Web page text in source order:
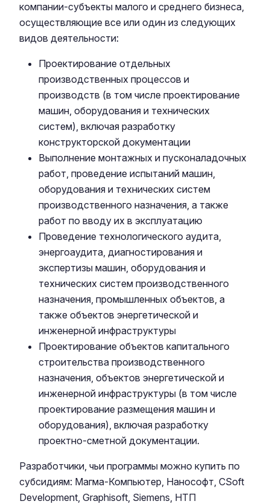
компании-субъекты малого и среднего бизнеса,
осуществляющие все или один из следующих
видов деятельности:
Проектирование отдельных
производственных процессов и
производств (в том числе проектирование
машин, оборудования и технических
систем), включая разработку
конструкторской документации
Выполнение монтажных и пусконаладочных
работ, проведение испытаний машин,
оборудования и технических систем
производственного назначения, а также
работ по вводу их в эксплуатацию
Проведение технологического аудита,
энергоаудита, диагностирования и
экспертизы машин, оборудования и
технических систем производственного
назначения, промышленных объектов, а
также объектов энергетической и
инженерной инфраструктуры
Проектирование объектов капитального
строительства производственного
назначения, объектов энергетической и
инженерной инфраструктуры (в том числе
проектирование размещения машин и
оборудования), включая разработку
проектно-сметной документации.
Разработчики, чьи программы можно купить по
субсидиям: Магма-Компьютер, Нанософт, CSoft
Development, Graphisoft, Siemens, НТП